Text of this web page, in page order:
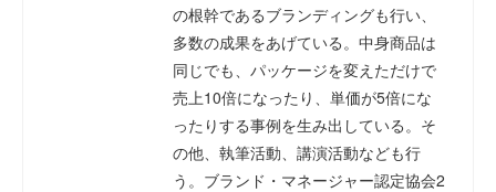
の根幹であるブランディングも行い、
多数の成果をあげている。中身商品は
同じでも、パッケージを変えただけで
売上10倍になったり、単価が5倍にな
ったりする事例を生み出している。そ
の他、執筆活動、講演活動なども行
う。ブランド・マネージャー認定協会2